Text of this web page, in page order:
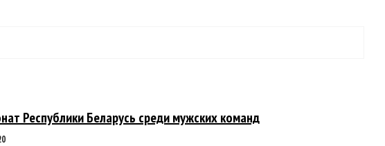
Республики Беларусь среди мужских команд